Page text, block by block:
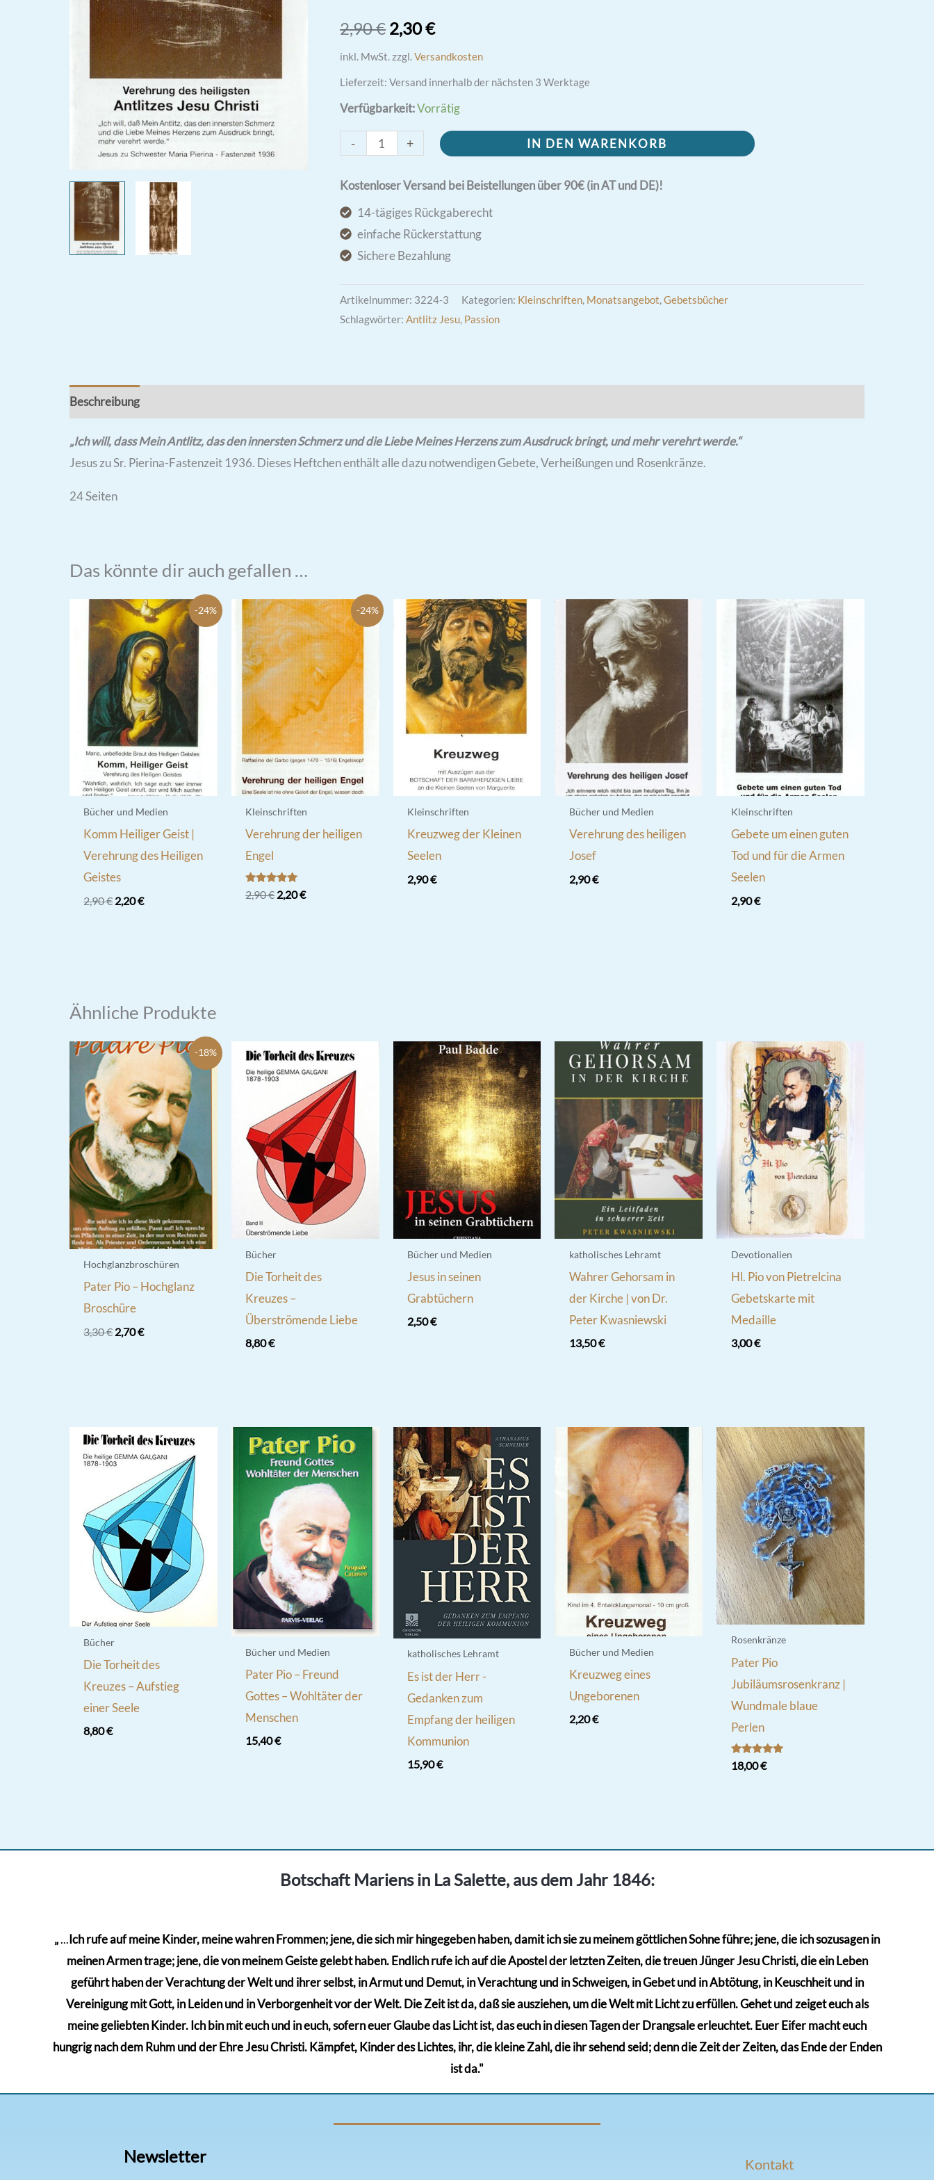
2,90€ Ursprünglicher
Preis
war:
2,90 €
2,30€Aktueller
Preis
ist:
2,30 €.
inkl. MwSt.zzgl.Versandkosten
Lieferzeit: Versand innerhalb der nächsten 3 Werktage
Verfügbarkeit:Vorrätig
-
Verehrung
heiligsten
Antlitzes
Jesu
Christi
+ IN DEN WARENKORB
Kostenloser Versand bei Beistellungen über 90€ (in AT und DE)!
14-tägiges Rückgaberecht
einfache Rückerstattung
Sichere Bezahlung
Artikelnummer: 3224-3 Kategorien: Kleinschriften, Monatsangebot,Gebetsbücher
Schlagwörter: Antlitz Jesu, Passion
Beschreibung
„Ich will, dass Mein Antlitz, das den innersten Schmerz und die Liebe Meines Herzens zum Ausdruck bringt, und mehr verehrt werde.“
Jesus zu Sr. Pierina-Fastenzeit 1936. Dieses Heftchen enthält alle dazu notwendigen Gebete, Verheißungen und Rosenkränze.
24 Seiten
Das könnte dir auch gefallen …
-24%
Bücher und Medien
Komm Heiliger Geist |
Verehrung des Heiligen
Geistes
2,90€Ursprünglicher
2,20€Aktueller
-24%
Kleinschriften
Verehrung der heiligen
Engel
Bewertet
mit
2,90€ Ursprünglicher
2,20€Aktueller
Kleinschriften
Kreuzweg der Kleinen
Seelen
2,90€
Bücher und Medien
Verehrung des heiligen
Josef
2,90€
Kleinschriften
Gebete um einen guten
Tod und für die Armen
Seelen
2,90€
Ähnliche Produkte
-18%
Hochglanzbroschüren
Pater Pio – Hochglanz
Broschüre
3,30€Ursprünglicher
2,70€Aktueller
Bücher
Die Torheit des
Kreuzes –
Überströmende Liebe
8,80€
Bücher und Medien
Jesus in seinen
Grabtüchern
2,50€
katholisches Lehramt
Wahrer Gehorsam in
der Kirche | von Dr.
Peter Kwasniewski
13,50€
Devotionalien
Hl. Pio von Pietrelcina
Gebetskarte mit
Medaille
3,00€
Bücher
Die Torheit des
Kreuzes – Aufstieg
einer Seele
8,80€
Bücher und Medien
Pater Pio – Freund
Gottes – Wohltäter der
Menschen
15,40€
katholisches Lehramt
Es ist der Herr -
Gedanken zum
Empfang der heiligen
Kommunion
15,90€
Bücher und Medien
Kreuzweg eines
Ungeborenen
2,20€
Rosenkränze
Pater Pio
Jubiläumsrosenkranz |
Wundmale blaue
Perlen
Bewertet
mit
18,00€
Botschaft Mariens in La Salette, aus dem Jahr 1846:
„...Ich rufe auf meine Kinder, meine wahren Frommen; jene, die sich mir hingegeben haben, damit ich sie zu meinem göttlichen Sohne führe; jene, die ich sozusagen in
meinen Armen trage; jene, die von meinem Geiste gelebt haben. Endlich rufe ich auf die Apostel der letzten Zeiten, die treuen Jünger Jesu Christi, die ein Leben
geführt haben der Verachtung der Welt und ihrer selbst, in Armut und Demut, in Verachtung und in Schweigen, in Gebet und in Abtötung, in Keuschheit und in
Vereinigung mit Gott, in Leiden und in Verborgenheit vor der Welt. Die Zeit ist da, daß sie ausziehen, um die Welt mit Licht zu erfüllen. Gehet und zeiget euch als
meine geliebten Kinder. Ich bin mit euch und in euch, sofern euer Glaube das Licht ist, das euch in diesen Tagen der Drangsale erleuchtet. Euer Eifer macht euch
hungrig nach dem Ruhm und der Ehre Jesu Christi. Kämpfet, Kinder des Lichtes, ihr, die kleine Zahl, die ihr sehend seid; denn die Zeit der Zeiten, das Ende der Enden
ist da."
Newsletter Kontakt